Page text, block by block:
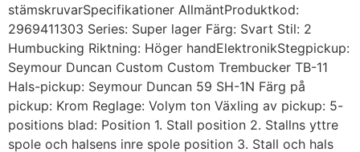
stämskruvarSpecifikationer AllmäntProduktkod:
2969411303 Series: Super lager Färg: Svart Stil: 2
Humbucking Riktning: Höger handElektronikStegpickup:
Seymour Duncan Custom Custom Trembucker TB-11
Hals-pickup: Seymour Duncan 59 SH-1N Färg på
pickup: Krom Reglage: Volym ton Växling av pickup: 5-
positions blad: Position 1. Stall position 2. Stallns yttre
spole och halsens inre spole position 3. Stall och hals